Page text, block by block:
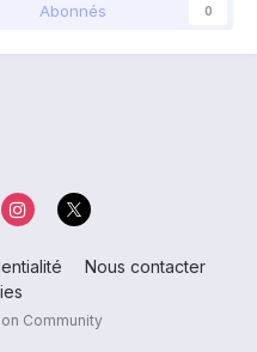
Abonnés 0
Nous contacter
Community